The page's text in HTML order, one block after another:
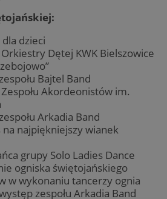
dzieci
Dętej KWK Bielszowice
Bajtel Band
Akordeonistów im.
Arkadia Band
najpiękniejszy wianek
grupy Solo Ladies Dance
ogniska świętojańskiego
w wykonaniu tancerzy ognia
zespołu Arkadia Band